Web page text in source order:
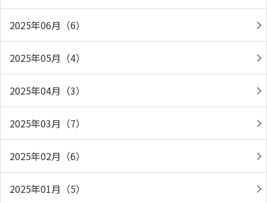
2025年06月（6）
2025年05月（4）
2025年04月（3）
2025年03月（7）
2025年02月（6）
2025年01月（5）